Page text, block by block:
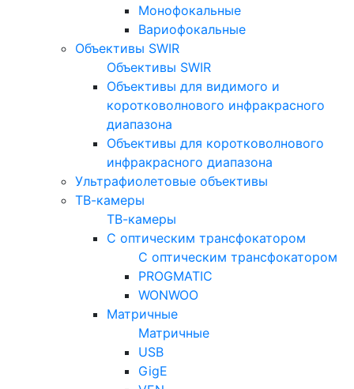
Монофокальные
Вариофокальные
Объективы SWIR
Объективы SWIR
Объективы для видимого и
коротковолнового инфракрасного
диапазона
Объективы для коротковолнового
инфракрасного диапазона
Ультрафиолетовые объективы
ТВ-камеры
ТВ-камеры
С оптическим трансфокатором
С оптическим трансфокатором
PROGMATIC
WONWOO
Матричные
Матричные
USB
GigE